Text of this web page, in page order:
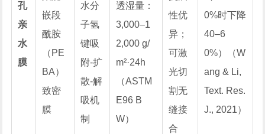
孔
亲
水
膜
嵌段
酰胺
（PE
BA）
致密
膜
水分
子氢
键吸
附-扩
散-解
吸机
制
透湿量：
3,000–1
2,000 g/
m²·24h
（ASTM
E96 B
W）
性优
异；
可激
光切
割无
缝接
合
0%时下降
40–6
0%）（W
ang & Li,
Text. Res.
J., 2021）